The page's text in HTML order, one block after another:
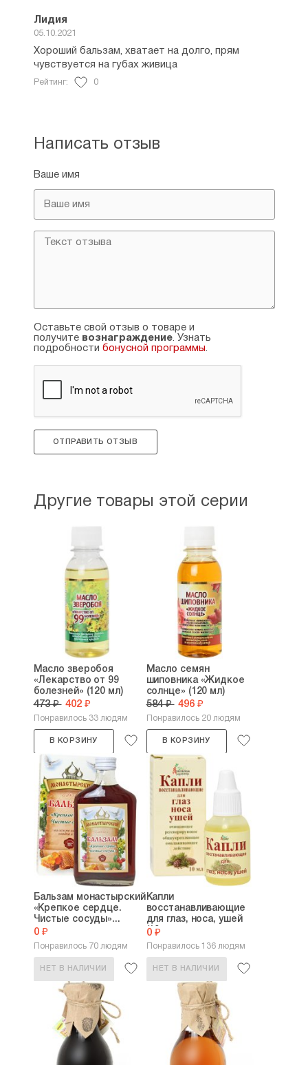
Написать отзыв
Ваше имя
Оставьте свой отзыв о товаре и
получите вознаграждение. Узнать
подробности бонусной программы.
ОТПРАВИТЬ ОТЗЫВ
Лидия
05.10.2021
Хороший бальзам, хватает на долго, прям
чувствуется на губах живица
Рейтинг: 0
Другие товары этой серии
Масло зверобоя
«Лекарство от 99
болезней» (120 мл)
473 ₽ 402 ₽
Понравилось 33 людям
В КОРЗИНУ
Масло семян
шиповника «Жидкое
солнце» (120 мл)
584 ₽ 496 ₽
Понравилось 20 людям
В КОРЗИНУ
Бальзам монастырский
«Крепкое сердце.
Чистые сосуды»...
0 ₽
Понравилось 70 людям
НЕТ В НАЛИЧИИ
Капли
восстанавливающие
для глаз, носа, ушей
(10...
0 ₽
Понравилось 136 людям
НЕТ В НАЛИЧИИ